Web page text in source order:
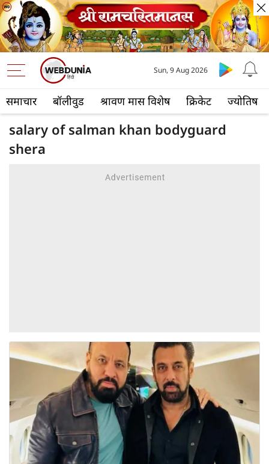
समाचार बॉलीवुड श्रावण मास विशेष क्रिकेट ज्योतिष
Sun, 9 Aug 2026
salary of salman khan bodyguard
shera